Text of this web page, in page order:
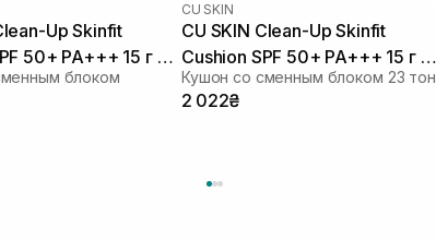
Up Skinfit
50+ PA+++ 15 г +
блоком
CU SKIN
CU SKIN Clean-Up Skinfit
Cushion SPF 50+ PA+++ 15 г +
15 г 23 тон
Кушон со сменным блоком 23 тон
2 022₴